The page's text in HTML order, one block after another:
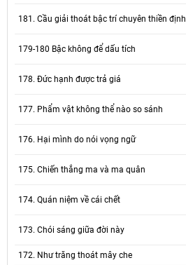
181. Cầu giải thoát bậc trí chuyên thiền định
179-180 Bậc không để dấu tích
178. Đức hạnh được trả giá
177. Phẩm vật không thể nào so sánh
176. Hại mình do nói vọng ngữ
175. Chiến thắng ma và ma quân
174. Quán niệm về cái chết
173. Chói sáng giữa đời này
172. Như trăng thoát mây che